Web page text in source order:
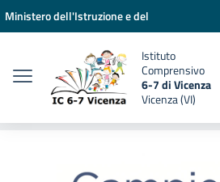
Vai ai contenuti
Vai al menu di navigazione
Vai al footer
Ministero dell'Istruzione e del
Istituto
Comprensivo
6-7 di Vicenza
Vicenza (VI)